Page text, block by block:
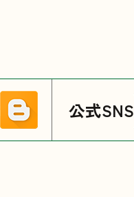
公式SNS